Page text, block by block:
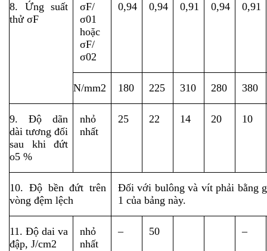
8. Ứng suất
thử σF
σF/
σ01
hoặc
σF/
σ02
0,94 0,94 0,91 0,94 0,91
N/mm2 180 225 310 280 380
9. Độ dãn
dài tương đối
sau khi đứt
o5 %
nhỏ
nhất
25 22 14 20 10
10. Độ bền đứt trên
vòng đệm lệch
Đối với bulông và vít phải bằng
1 của bảng này.
11. Độ dai va
đập, J/cm2
nhỏ
nhất
– 50 –